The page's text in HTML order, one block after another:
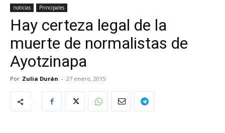
noticias Principales
Hay certeza legal de la
muerte de normalistas de
Ayotzinapa
Por Zulia Durán - 27 enero, 2015